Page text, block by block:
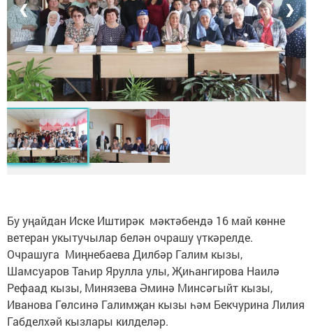
❮ ❯
Бу уңайдан Иске Иштирәк мәктәбендә 16 май көнне
ветеран укытучылар белән очрашу үткәрелде.
Очрашуга Миңнебаева Дилбәр Галим кызы,
Шамсуаров Таһир Ярулла улы, Җиһангирова Наилә
Рефаад кызы, Минязева Әминә Минсәгыйт кызы,
Иванова Гөлсинә Галимҗан кызы һәм Бекчурина Лилия
Габделхәй кызлары килделәр.